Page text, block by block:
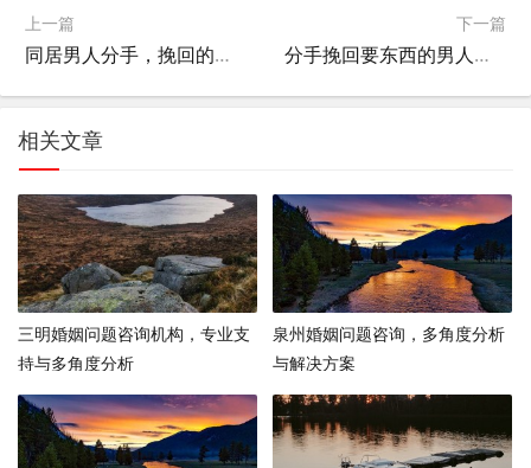
上一篇
同居男人分手，挽回的代价与策略
下一篇
分手挽回要东西的男人心态分析
相关文章
三明婚姻问题咨询机构，专业支
持与多角度分析
泉州婚姻问题咨询，多角度分析
与解决方案